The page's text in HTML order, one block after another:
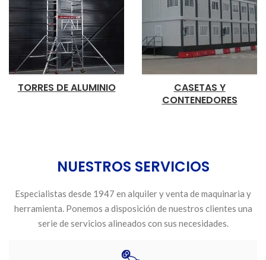
TORRES DE ALUMINIO
CASETAS Y
CONTENEDORES
NUESTROS SERVICIOS
Especialistas desde 1947 en alquiler y venta de maquinaria y
herramienta. Ponemos a disposición de nuestros clientes una
serie de servicios alineados con sus necesidades.